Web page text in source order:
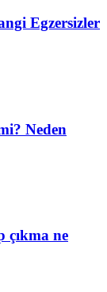
Egzersizler
Neden
çıkma ne